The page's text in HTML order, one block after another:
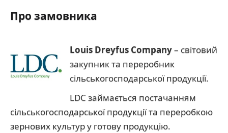
Про замовника
Louis Dreyfus Company– світовий
закупник та переробник
сільськогосподарської продукції.
LDC займається постачанням
сільськогосподарської продукції та переробкою
зернових культур у готову продукцію.